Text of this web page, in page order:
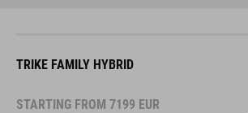
TRIKE FAMILY HYBRID
STARTING FROM 7199 EUR